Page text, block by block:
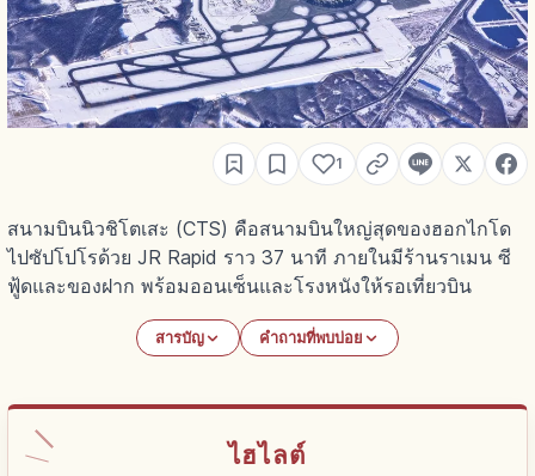
1
สนามบินนิวชิโตเสะ (CTS) คือสนามบินใหญ่สุดของฮอกไกโด
ไปซัปโปโรด้วย JR Rapid ราว 37 นาที ภายในมีร้านราเมน ซี
ฟู้ดและของฝาก พร้อมออนเซ็นและโรงหนังให้รอเที่ยวบิน
สารบัญ คำถามที่พบบ่อย
ไฮไลต์